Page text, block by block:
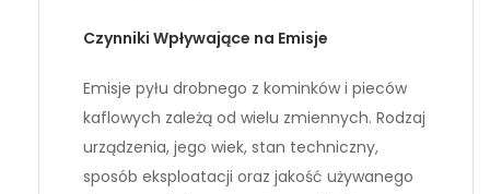
Czynniki Wpływające na Emisje
Emisje pyłu drobnego z kominków i pieców
kaflowych zależą od wielu zmiennych. Rodzaj
urządzenia, jego wiek, stan techniczny,
sposób eksploatacji oraz jakość używanego